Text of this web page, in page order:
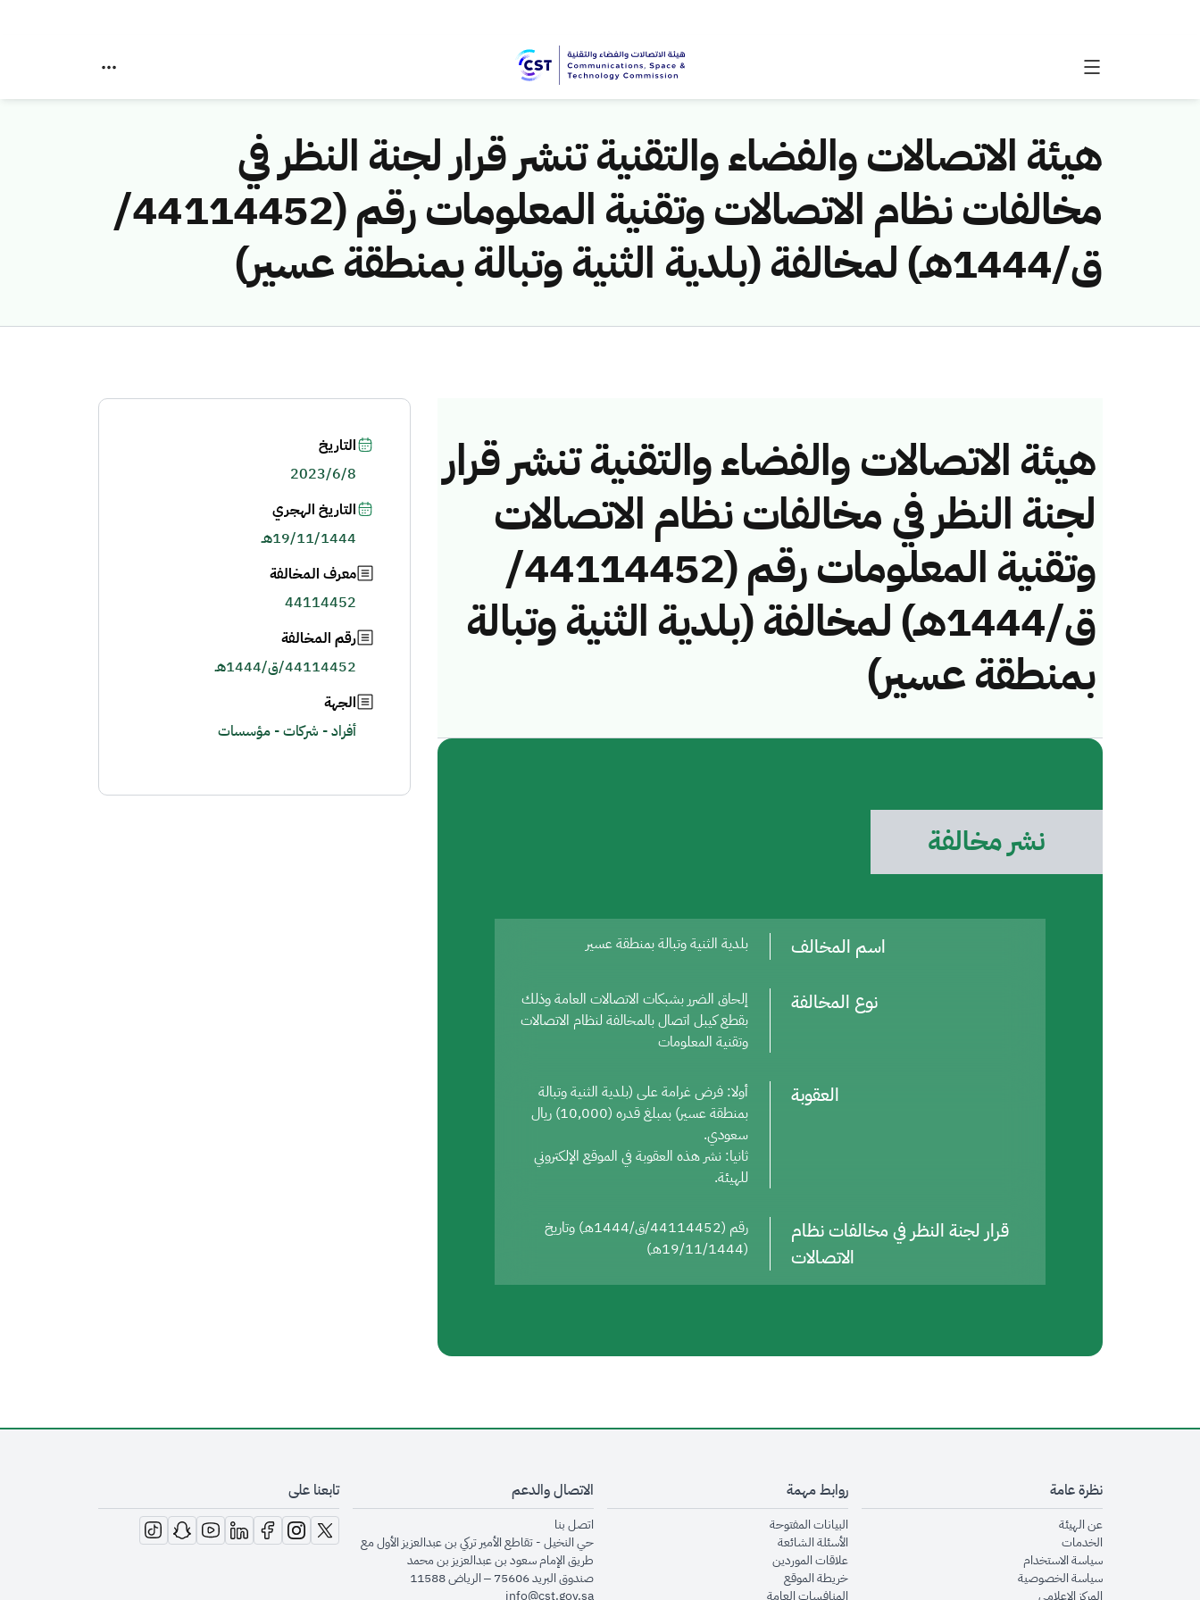
هيئة الاتصالات والفضاء والتقنية تنشر قرار لجنة النظر في
مخالفات نظام الاتصالات وتقنية المعلومات رقم (44114452/
ق/1444هـ) لمخالفة (بلدية الثنية وتبالة بمنطقة عسير)
هيئة الاتصالات والفضاء والتقنية تنشر قرار
لجنة النظر في مخالفات نظام الاتصالات
وتقنية المعلومات رقم (44114452/
ق/1444هـ) لمخالفة (بلدية الثنية وتبالة
بمنطقة عسير)
نشر مخالفة
اسم المخالف بلدية الثنية وتبالة بمنطقة عسير
نوع المخالفة
إلحاق الضرر بشبكات الاتصالات العامة وذلك
بقطع كيبل اتصال بالمخالفة لنظام الاتصالات
وتقنية المعلومات
العقوبة
أولا: فرض غرامة على (بلدية الثنية وتبالة
بمنطقة عسير) بمبلغ قدره (10,000) ريال
سعودي.
ثانيا: نشر هذه العقوبة في الموقع الإلكتروني
للهيئة.
قرار لجنة النظر في مخالفات نظام
الاتصالات
رقم (44114452/ق/1444هـ) وتاريخ
(19/11/1444هـ)
التاريخ
2023/6/8
التاريخ الهجري
19/11/1444هـ
معرف المخالفة
44114452
رقم المخالفة
44114452/ق/1444هـ
الجهة
أفراد - شركات - مؤسسات
نظرة عامة
عن الهيئةopens in new window
الخدماتopens in new window
سياسة الاستخدام
سياسة الخصوصيةopens in new window
المركز الإعلاميopens in new window
روابط مهمة
البيانات المفتوحةopens in new window
الأسئلة الشائعةopens in new window
علاقات الموردينopens in new window
خريطة الموقعopens in new window
المنافسات العامةopens in new window
الاتصال والدعم
اتصل بنا
حي النخيل - تقاطع الأمير تركي بن عبدالعزيز الأول مع
طريق الإمام سعود بن عبدالعزيز بن محمد
صندوق البريد 75606 – الرياض 11588
info@cst.gov.sa
تابعنا على
opens in new window
opens in new window
opens in new window
opens in new window
opens in new window
opens in new window
opens in new window